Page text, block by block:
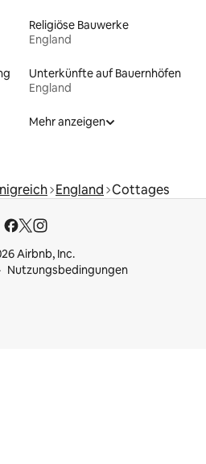
Religiöse Bauwerke
England
Unterkünfte auf Bauernhöfen
England
Mehr anzeigen
England Cottages
Airbnb, Inc.
Nutzungsbedingungen